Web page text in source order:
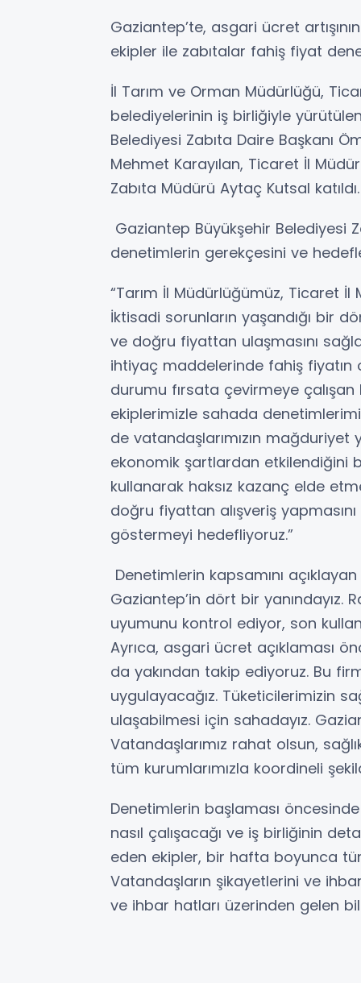
Gaziantep’te, asgari ücret
ekipler ile zabıtalar fahiş fiyat
İl Tarım ve Orman Müdürlüğü,
belediyelerinin iş birliğiyle
Belediyesi Zabıta Daire Başkanı
Mehmet Karayılan, Ticaret İl
Zabıta Müdürü Aytaç Kutsal katıldı.
Gaziantep Büyükşehir Belediyesi
denetimlerin gerekçesini ve
“Tarım İl Müdürlüğümüz, Ticaret
İktisadi sorunların yaşandığı bir
ve doğru fiyattan ulaşmasını
ihtiyaç maddelerinde fahiş fiyatın
durumu fırsata çevirmeye
ekiplerimizle sahada
de vatandaşlarımızın mağduriyet
ekonomik şartlardan etkilendiğini
kullanarak haksız kazanç elde
doğru fiyattan alışveriş
göstermeyi hedefliyoruz.”
Denetimlerin kapsamını
Gaziantep’in dört bir yanındayız.
uyumunu kontrol ediyor, son
Ayrıca, asgari ücret açıklaması
da yakından takip ediyoruz. Bu
uygulayacağız. Tüketicilerimizin
ulaşabilmesi için sahadayız.
Vatandaşlarımız rahat olsun,
tüm kurumlarımızla koordineli
Denetimlerin başlaması
nasıl çalışacağı ve iş birliğinin
eden ekipler, bir hafta boyunca
Vatandaşların şikayetlerini ve
ve ihbar hatları üzerinden gelen